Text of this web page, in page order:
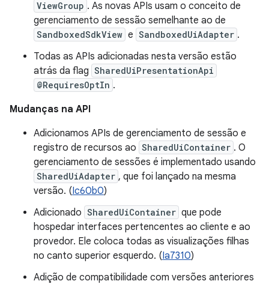
ViewGroup . As novas APIs usam o conceito de
gerenciamento de sessão semelhante ao de
SandboxedSdkView e SandboxedUiAdapter .
Todas as APIs adicionadas nesta versão estão
atrás da flag SharedUiPresentationApi
@RequiresOptIn .
Mudanças na API
Adicionamos APIs de gerenciamento de sessão e
registro de recursos ao SharedUiContainer . O
gerenciamento de sessões é implementado usando
SharedUiAdapter , que foi lançado na mesma
versão. (Ic60b0)
Adicionado SharedUiContainer que pode
hospedar interfaces pertencentes ao cliente e ao
provedor. Ele coloca todas as visualizações filhas
no canto superior esquerdo. (Ia7310)
Adição de compatibilidade com versões anteriores